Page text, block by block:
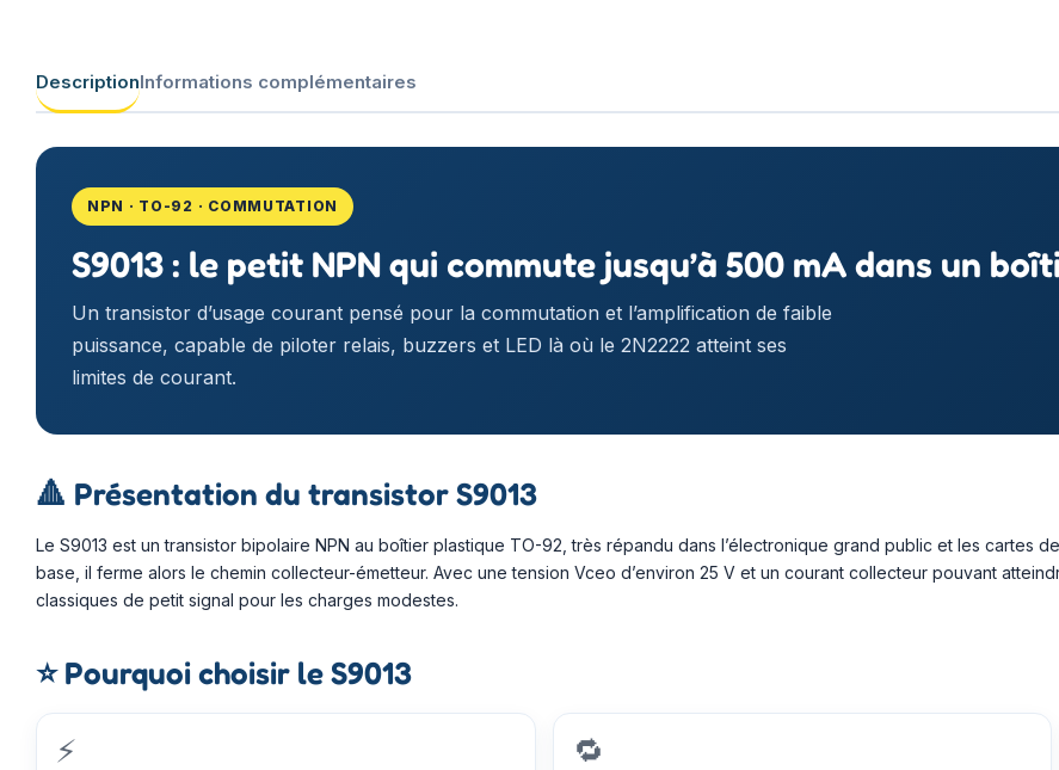
DescriptionInformations complémentaires
NPN · TO-92 · COMMUTATION
S9013 : le petit NPN qui commute jusqu’à 500 mA dans un
Un transistor d’usage courant pensé pour la commutation et l’amplification de faible
puissance, capable de piloter relais, buzzers et LED là où le 2N2222 atteint ses
limites de courant.
🔺 Présentation du transistor S9013
Le S9013 est un transistor bipolaire NPN au boîtier plastique TO-92, très répandu dans l’électronique grand public et les cartes
base, il ferme alors le chemin collecteur-émetteur. Avec une tension Vceo d’environ 25 V et un courant collecteur pouvant
classiques de petit signal pour les charges modestes.
⭐Pourquoi choisir le S9013
⚡ 🔁